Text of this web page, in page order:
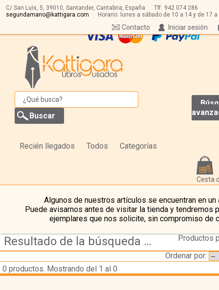
C/ San Luis, 5, 39010, Santander, Cantabria, España Tlf: 942 074 286
segundamano@kattigara.com
Horario: lunes a sábado de 10 a 14 y de 17 a
Iniciar sesión
Contacto
Recién llegados Todos Categorías
Cesta
Algunos de nuestros artículos se encuentran en un
Puede avisarnos antes de visitar la tienda y tendremos
ejemplares que nos solicite, sin compromiso de
Resultado de la búsqueda de autor clavel,-f.t.b.
Productos
Ordenar por:
0 productos. Mostrando del 1 al 0